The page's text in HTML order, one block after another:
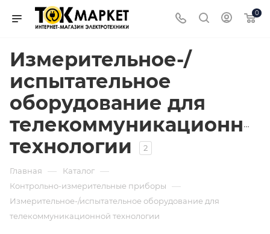
0
Измерительное-/
испытательное
оборудование для
телекоммуникационной
технологии
2
Главная — Каталог —
Контрольно-измерительные приборы —
Измерительное-/испытательное оборудование для
телекоммуникационной технологии